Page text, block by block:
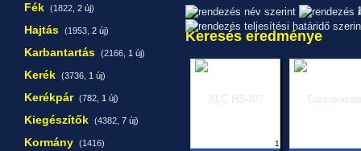
Fék (1822, 2 új)
Hajtás (1953, 2 új)
Karbantartás (2166, 1 új)
Kerék (3736, 1 új)
Kerékpár (782, 1 új)
Kiegészítők (4382, 7 új)
Kormány (1416)
Keresés eredménye
1